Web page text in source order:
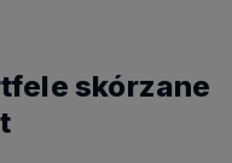
skórzane